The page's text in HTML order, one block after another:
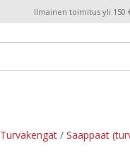
Ilmainen toimitus yli 150
Turvakengät/ Saappaat